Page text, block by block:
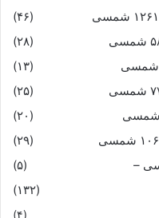
(۴۶)
(۲۸)
(۱۳)
(۲۵)
(۲۰)
(۲۹)
(۵)
(۱۳۲)
(۴)